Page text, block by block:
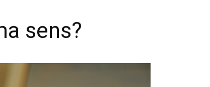
sens?